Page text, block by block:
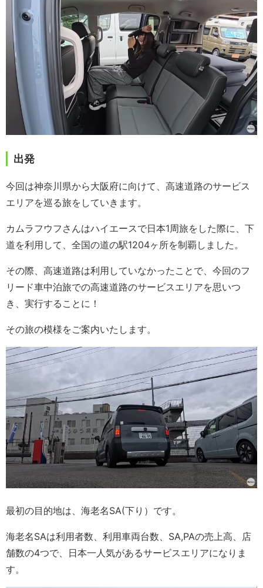
出発
今回は神奈川県から大阪府に向けて、高速道路のサービス
エリアを巡る旅をしていきます。
カムラフウフさんはハイエースで日本1周旅をした際に、下
道を利用して、全国の道の駅1204ヶ所を制覇しました。
その際、高速道路は利用していなかったことで、今回のフ
リード車中泊旅での高速道路のサービスエリアを思いつ
き、実行することに！
その旅の模様をご案内いたします。
最初の目的地は、海老名SA(下り）です。
海老名SAは利用者数、利用車両台数、SA,PAの売上高、店
舗数の4つで、日本一人気があるサービスエリアになりま
す。